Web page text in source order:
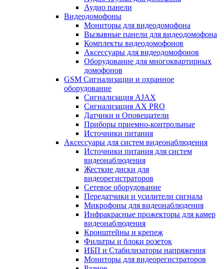
Аудио панели
Видеодомофоны
Мониторы для видеодомофона
Вызывные панели для видеодомофона
Комплекты видеодомофонов
Аксессуары для видеодомофонов
Оборудование для многоквартирных
домофонов
GSM Сигнализации и охранное
оборудование
Сигнализация AJAX
Сигнализация AX PRO
Датчики и Оповещатели
Приборы приемно-контрольные
Источники питания
Аксессуары для систем видеонаблюдения
Источники питания для систем
видеонаблюдения
Жесткие диски для
видеорегистраторов
Сетевое оборудование
Передатчики и усилители сигнала
Микрофоны для видеонаблюдения
Инфракрасные прожекторы для камер
видеонаблюдения
Кронштейны и крепеж
Фильтры и блоки розеток
ИБП и Стабилизаторы напряжения
Мониторы для видеорегистраторов